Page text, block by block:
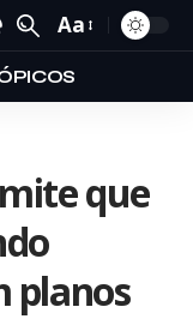
Aa
que
planos